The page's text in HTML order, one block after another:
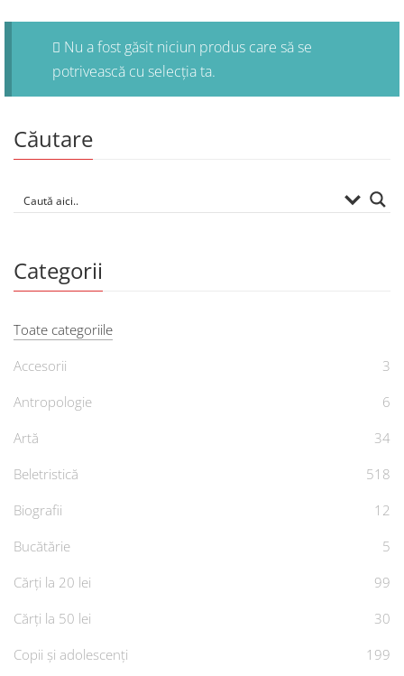
Nu a fost găsit niciun produs care să se
potrivească cu selecția ta.
Căutare
Categorii
Toate categoriile
Accesorii
3
Antropologie
6
Artă
34
Beletristică
518
Biografii
12
Bucătărie
5
Cărți la 20 lei
99
Cărți la 50 lei
30
Copii și adolescenți
199